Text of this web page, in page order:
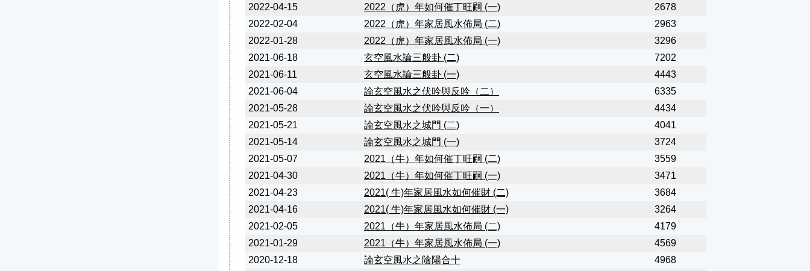
2022-04-15
2022（虎）年如何催丁旺嗣 (一)
2678
2022-02-04
2022（虎）年家居風水佈局 (二)
2963
2022-01-28
2022（虎）年家居風水佈局 (一)
3296
2021-06-18
玄空風水論三般卦 (二)
7202
2021-06-11
玄空風水論三般卦 (一)
4443
2021-06-04
論玄空風水之伏吟與反吟（二）
6335
2021-05-28
論玄空風水之伏吟與反吟（一）
4434
2021-05-21
論玄空風水之城門 (二)
4041
2021-05-14
論玄空風水之城門 (一)
3724
2021-05-07
2021（牛）年如何催丁旺嗣 (二)
3559
2021-04-30
2021（牛）年如何催丁旺嗣 (一)
3471
2021-04-23
2021( 牛)年家居風水如何催財 (二)
3684
2021-04-16
2021( 牛)年家居風水如何催財 (一)
3264
2021-02-05
2021（牛）年家居風水佈局 (二)
4179
2021-01-29
2021（牛）年家居風水佈局 (一)
4569
2020-12-18
論玄空風水之陰陽合十
4968